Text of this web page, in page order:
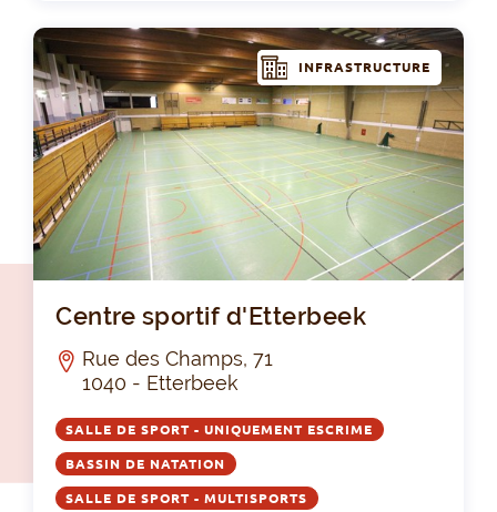
INFRASTRUCTURE
Centre sportif d'Etterbeek
Rue des Champs, 71
1040 - Etterbeek
SALLE DE SPORT - UNIQUEMENT ESCRIME
BASSIN DE NATATION
SALLE DE SPORT - MULTISPORTS